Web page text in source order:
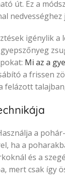
út. Ez a
nedvességhez
igénylik
Mi az a
a frissen
felázott
a
ha a
és a
mert csak